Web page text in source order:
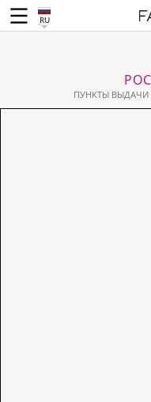
RU
ПУНКТЫ ВЫДАЧИ